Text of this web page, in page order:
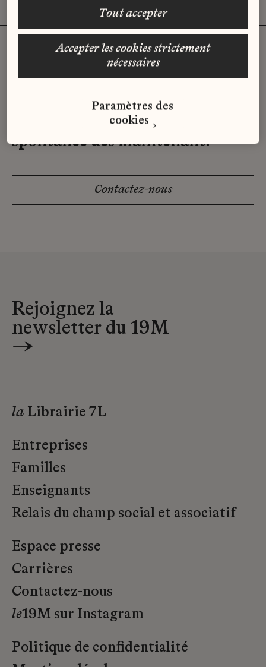
Vous n'avez pas trouvé d'offre
qui correspond à votre profil ?
Envoyez-nous votre candidature
spontanée dès maintenant.
Contactez-nous
Rejoignez la
newsletter du 19M
→
la Librairie 7L
Entreprises
Familles
Enseignants
Relais du champ social et associatif
Espace presse
Carrières
Contactez-nous
le19M sur Instagram
Politique de confidentialité
accepter les cookies strictement
nécessaires
tout accepter
Paramètres des
cookies